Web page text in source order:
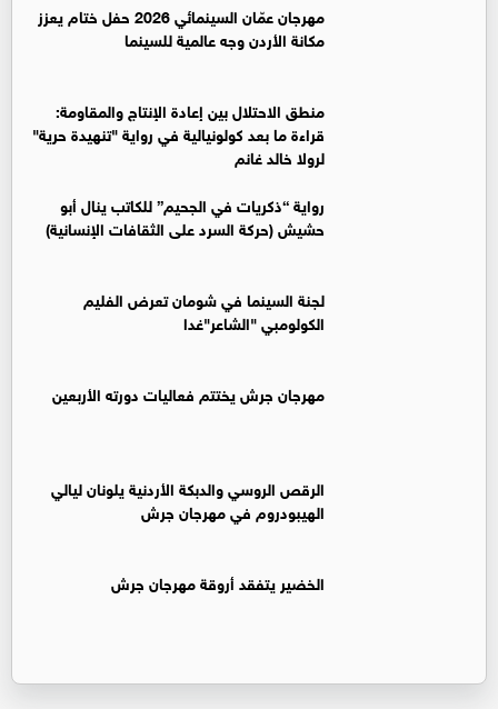
مهرجان عمّان السينمائي 2026 حفل ختام يعزز
مكانة الأردن وجه عالمية للسينما
منطق الاحتلال بين إعادة الإنتاج والمقاومة:
قراءة ما بعد كولونيالية في رواية "تنهيدة حرية"
لرولا خالد غانم
رواية “ذكريات في الجحيم” للكاتب ينال أبو
حشيش (حركة السرد على الثقافات الإنسانية)
لجنة السينما في شومان تعرض الفليم
الكولومبي "الشاعر"غدا
مهرجان جرش يختتم فعاليات دورته الأربعين
الرقص الروسي والدبكة الأردنية يلونان ليالي
الهيبودروم في مهرجان جرش
الخضير يتفقد أروقة مهرجان جرش